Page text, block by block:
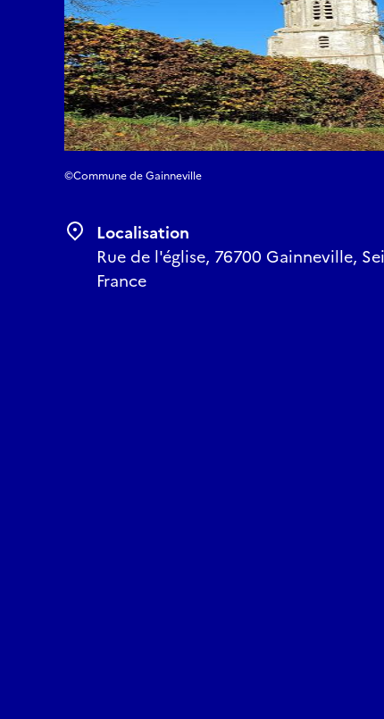
©Commune de Gainneville
Localisation
Rue de l'église, 76700 Gainneville,
France